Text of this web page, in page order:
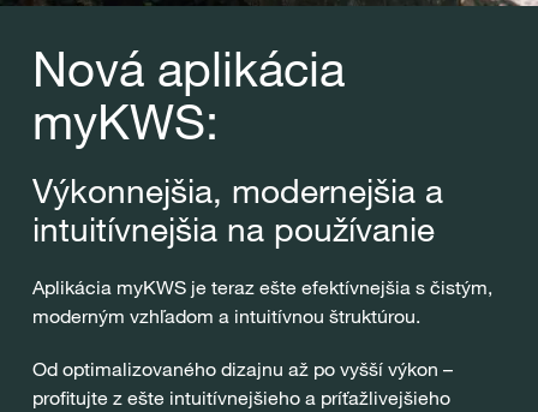
Nová aplikácia
myKWS:
Výkonnejšia, modernejšia a
intuitívnejšia na používanie
Aplikácia myKWS je teraz ešte efektívnejšia s čistým,
moderným vzhľadom a intuitívnou štruktúrou.
Od optimalizovaného dizajnu až po vyšší výkon –
profitujte z ešte intuitívnejšieho a príťažlivejšieho